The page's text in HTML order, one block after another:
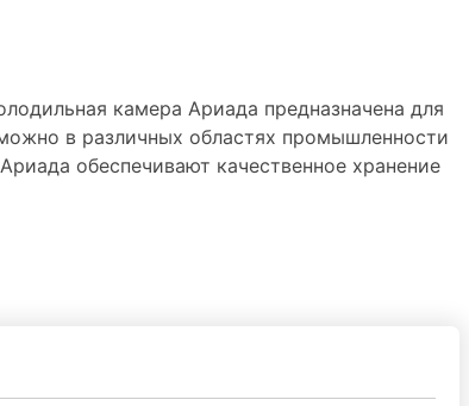
камера Ариада предназначена для
в различных областях промышленности
обеспечивают качественное хранение